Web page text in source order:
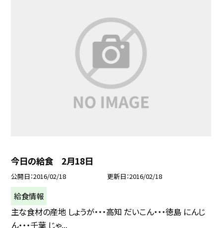
今日の給食 2月18日
公開日 2016/02/18 更新日 2016/02/18
給食情報
主な食材の産地 しょうが・・・高知 だいこん・・・徳島 にんじ
ん・・・千葉 じゃ...